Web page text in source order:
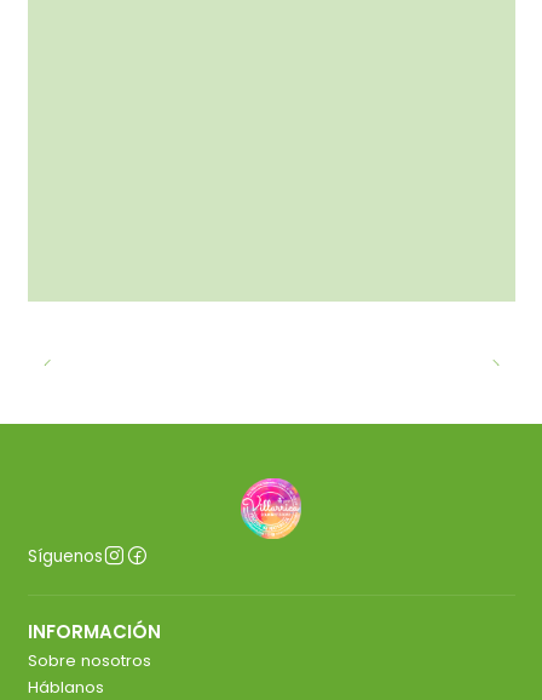
Síguenos
INFORMACIÓN
Sobre nosotros
Háblanos